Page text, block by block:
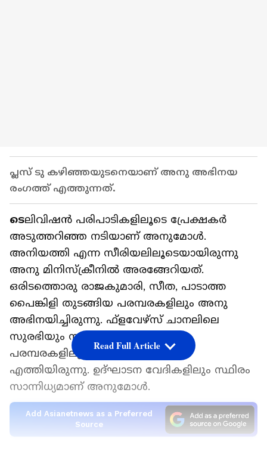
പ്ലസ് ടു കഴിഞ്ഞയുടനെയാണ് അനു അഭിനയ
രംഗത്ത് എത്തുന്നത്.
ടെലിവിഷൻ പരിപാടികളിലൂടെ പ്രേക്ഷകർ
അടുത്തറിഞ്ഞ നടിയാണ് അനുമോൾ.
അനിയത്തി എന്ന സീരിയലിലൂടെയായിരുന്നു
അനു മിനിസ്‌ക്രീനില്‍ അരങ്ങേറിയത്.
ഒരിടത്തൊരു രാജകുമാരി, സീത, പാടാത്ത
പൈങ്കിളി തുടങ്ങിയ പരമ്പരകളിലും അനു
അഭിനയിച്ചിരുന്നു. ഫ്‌ളവേഴ്‌സ് ചാനലിലെ
സുരഭിയും സുഹാനിയും പോലുള്ള
പരമ്പരകളിലൂടേയും അനുമോള്‍
എത്തിയിരുന്നു. ഉദ്ഘാടന വേദികളിലും സ്ഥിരം
സാന്നിധ്യമാണ് അനുമോള്‍.
Add Asianetnews as a Preferred
Source
Read Full Article